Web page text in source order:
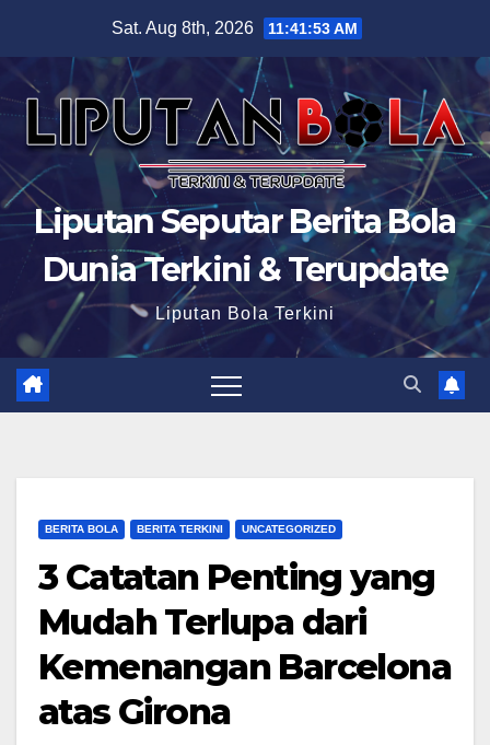
content
Sat. Aug 8th, 2026 11:41:54 AM
Liputan Seputar Berita Bola
Dunia Terkini & Terupdate
Liputan Bola Terkini
BERITA BOLA BERITA TERKINI UNCATEGORIZED
3 Catatan Penting yang
Mudah Terlupa dari
Kemenangan Barcelona
atas Girona